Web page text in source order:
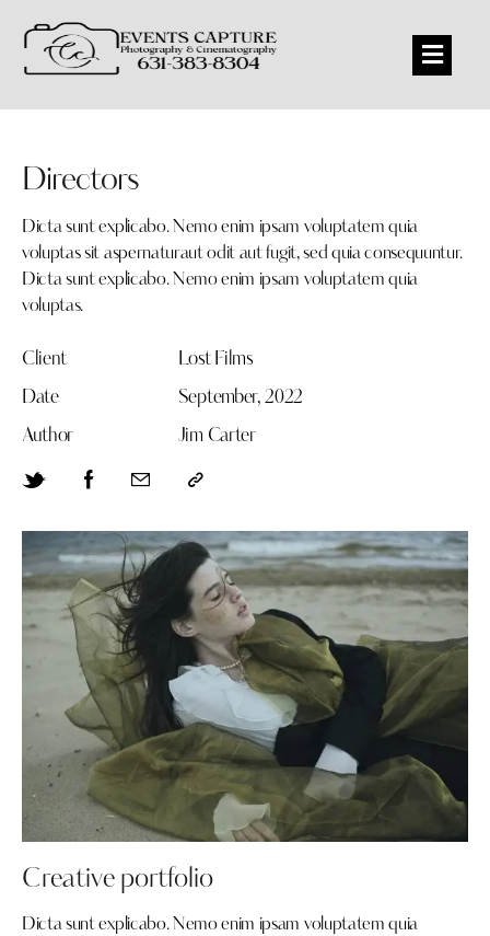
Directors
Creative portfolio
Dicta sunt explicabo. Nemo enim ipsam voluptatem quia
Dicta sunt explicabo. Nemo enim ipsam voluptatem quia
voluptas sit aspernaturaut odit aut fugit, sed quia consequuntur.
Dicta sunt explicabo. Nemo enim ipsam voluptatem quia
voluptas.
Client Lost Films
Date September, 2022
Author Jim Carter